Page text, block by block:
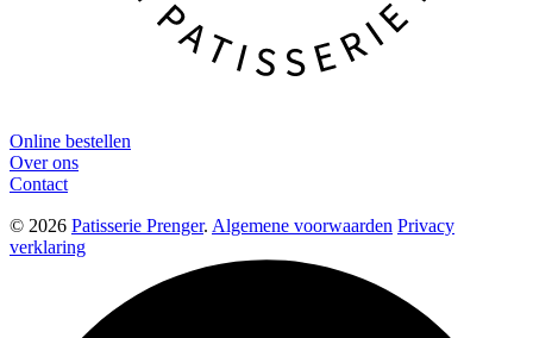
Online bestellen
Over ons
Contact
© 2026 Patisserie Prenger. Algemene voorwaarden Privacy
verklaring